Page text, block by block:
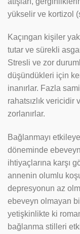
yükselir ve kortizol
Kaçıngan kişiler
tutar ve sürekli
Stresli ve zor
düşündükleri için
inanırlar. Fazla
rahatsızlık vericidir
zorlanırlar.
Bağlanmayı
döneminde
ihtiyaçlarına karşı
annenin olumlu
depresyonun az
ebeveyn olmayan
yetişkinlikte ki
bağlanma stilleri